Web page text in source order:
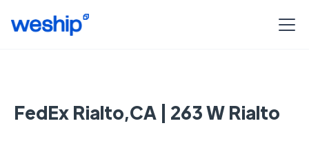
FedEx Rialto,CA | 263 W Rialto